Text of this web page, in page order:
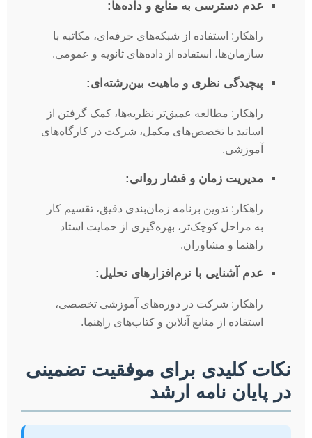
عدم دسترسی به منابع و داده‌ها:
راهکار: استفاده از شبکه‌های حرفه‌ای، مکاتبه با
سازمان‌ها، استفاده از داده‌های ثانویه و عمومی.
پیچیدگی نظری و ماهیت بین‌رشته‌ای:
راهکار: مطالعه عمیق‌تر نظریه‌ها، کمک گرفتن از
اساتید با تخصص‌های مکمل، شرکت در کارگاه‌های
آموزشی.
مدیریت زمان و فشار روانی:
راهکار: تدوین برنامه زمان‌بندی دقیق، تقسیم کار
به مراحل کوچک‌تر، بهره‌گیری از حمایت استاد
راهنما و مشاوران.
عدم آشنایی با نرم‌افزارهای تحلیل:
راهکار: شرکت در دوره‌های آموزشی تخصصی،
استفاده از منابع آنلاین و کتاب‌های راهنما.
نکات کلیدی برای موفقیت تضمینی
در پایان نامه ارشد